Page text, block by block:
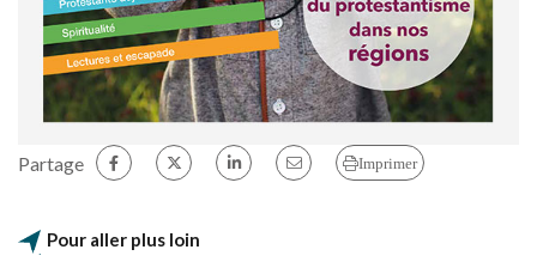
Partage Imprimer
Pour aller plus loin